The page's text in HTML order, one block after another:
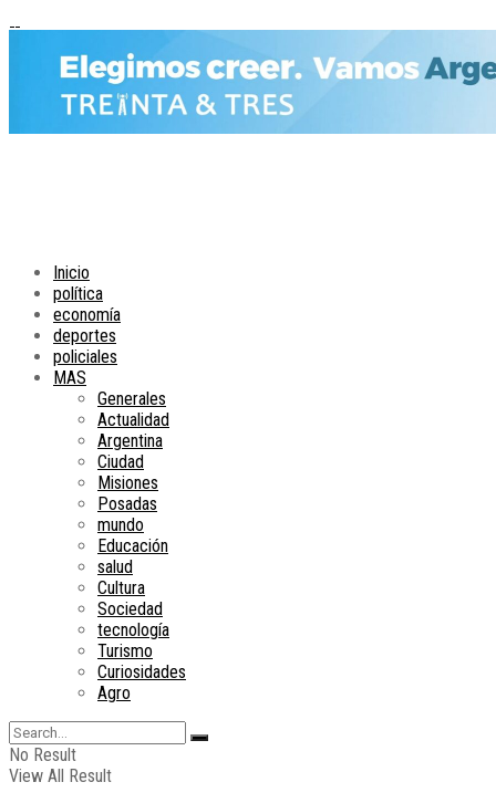
Inicio
política
economía
deportes
policiales
MAS
Generales
Actualidad
Argentina
Ciudad
Misiones
Posadas
mundo
Educación
salud
Cultura
Sociedad
tecnología
Turismo
Curiosidades
Agro
No Result
View All Result